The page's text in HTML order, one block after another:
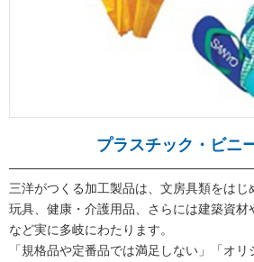
プラスチック・ビニ
三洋がつくる加工製品は、文房具類をはじ
玩具、健康・介護用品、さらには建築資材
など実に多岐にわたります。
「規格品や定番品では満足しない」「オ